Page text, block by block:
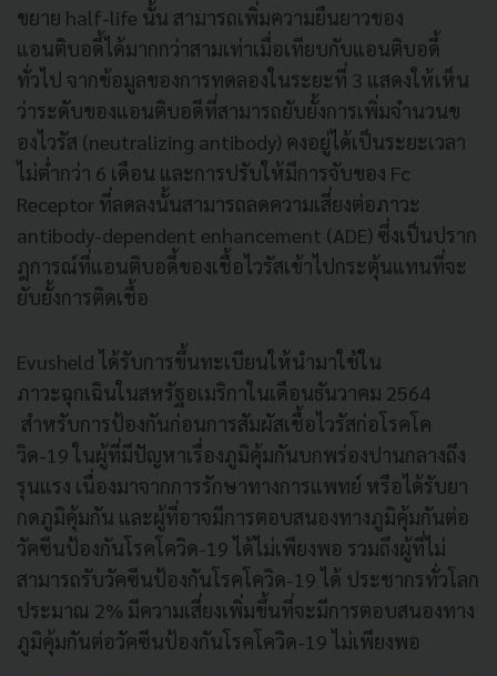
ขยาย half-life นั้น สามารถเพิ่มความยืนยาวของ
แอนติบอดี้ได้มากกว่าสามเท่าเมื่อเทียบกับแอนติบอดี้
ทั่วไป จากข้อมูลของการทดลองในระยะที่ 3 แสดงให้เห็น
ว่าระดับของแอนติบอดีที่สามารถยับยั้งการเพิ่มจํานวนข
องไวรัส (neutralizing antibody) คงอยู่ได้เป็นระยะเวลา
ไม่ต่ำกว่า 6 เดือน และการปรับให้มีการจับของ Fc
Receptor ที่ลดลงนั้นสามารถลดความเสี่ยงต่อภาวะ
antibody-dependent enhancement (ADE) ซึ่งเป็นปราก
ฎการณ์ที่แอนติบอดี้ของเชื้อไวรัสเข้าไปกระตุ้นแทนที่จะ
ยับยั้งการติดเชื้อ
Evusheld ได้รับการขึ้นทะเบียนให้นำมาใช้ใน
ภาวะฉุกเฉินในสหรัฐอเมริกาในเดือนธันวาคม 2564
สำหรับการป้องกันก่อนการสัมผัสเชื้อไวรัสก่อโรคโค
วิด-19 ในผู้ที่มีปัญหาเรื่องภูมิคุ้มกันบกพร่องปานกลางถึง
รุนแรง เนื่องมาจากการรักษาทางการแพทย์ หรือได้รับยา
กดภูมิคุ้มกัน และผู้ที่อาจมีการตอบสนองทางภูมิคุ้มกันต่อ
วัคซีนป้องกันโรคโควิด-19 ได้ไม่เพียงพอ รวมถึงผู้ที่ไม่
สามารถรับวัคซีนป้องกันโรคโควิด-19 ได้ ประชากรทั่วโลก
ประมาณ 2% มีความเสี่ยงเพิ่มขึ้นที่จะมีการตอบสนองทาง
ภูมิคุ้มกันต่อวัคซีนป้องกันโรคโควิด-19 ไม่เพียงพอ